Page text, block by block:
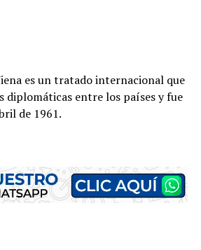
es un tratado internacional que
diplomáticas entre los países y fue
de 1961.